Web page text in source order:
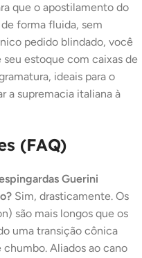
que o apostilamento do
forma fluida, sem
pedido blindado, você
seu estoque com caixas de
ideais para o
a supremacia italiana à
(FAQ)
Guerini
Sim, drasticamente. Os
) são mais longos que os
uma transição cônica
chumbo. Aliados ao cano